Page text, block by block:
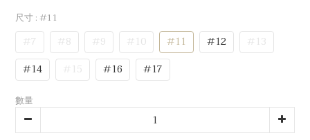
尺寸: #11
#7 #8 #9 #10 #11 #12
#13
#14
#15 #16 #17
數量